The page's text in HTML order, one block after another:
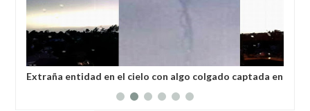
entidad en el cielo con algo colgado captada en
Vuelven a